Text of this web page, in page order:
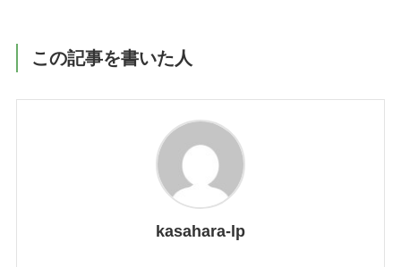
この記事を書いた人
kasahara-lp